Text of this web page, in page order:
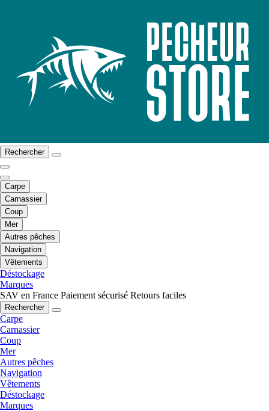
Rechercher
Carpe
Carnassier
Coup
Mer
Autres pêches
Navigation
Vêtements
Déstockage
Marques
SAV en France Paiement sécurisé Retours faciles
Rechercher
Carpe
Carnassier
Coup
Mer
Autres pêches
Navigation
Vêtements
Déstockage
Marques